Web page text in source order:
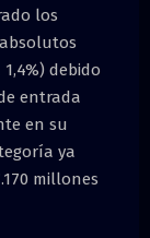
los
debido
entrada
en su
ya
millones